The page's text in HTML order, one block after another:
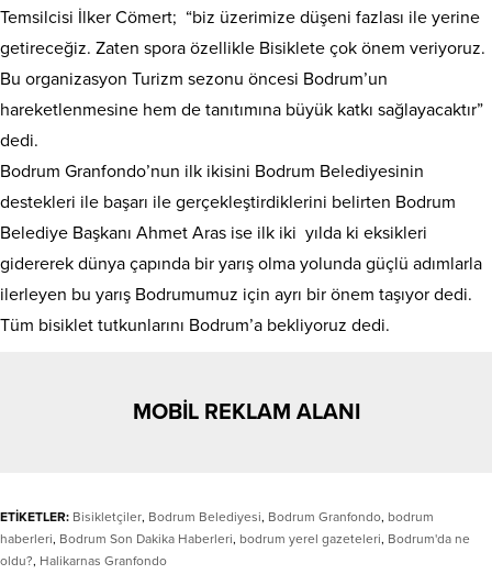
Temsilcisi İlker Cömert; “biz üzerimize düşeni fazlası ile yerine
getireceğiz. Zaten spora özellikle Bisiklete çok önem veriyoruz.
Bu organizasyon Turizm sezonu öncesi Bodrum’un
hareketlenmesine hem de tanıtımına büyük katkı sağlayacaktır”
dedi.
Bodrum Granfondo’nun ilk ikisini Bodrum Belediyesinin
destekleri ile başarı ile gerçekleştirdiklerini belirten Bodrum
Belediye Başkanı Ahmet Aras ise ilk iki yılda ki eksikleri
gidererek dünya çapında bir yarış olma yolunda güçlü adımlarla
ilerleyen bu yarış Bodrumumuz için ayrı bir önem taşıyor dedi.
Tüm bisiklet tutkunlarını Bodrum’a bekliyoruz dedi.
MOBİL REKLAM ALANI
ETİKETLER: Bisikletçiler, Bodrum Belediyesi, Bodrum Granfondo, bodrum
haberleri, Bodrum Son Dakika Haberleri, bodrum yerel gazeteleri, Bodrum'da ne
oldu?, Halikarnas Granfondo